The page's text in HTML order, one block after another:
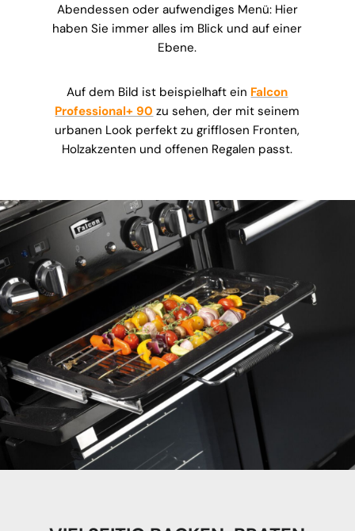
Abendessen oder aufwendiges Menü: Hier
haben Sie immer alles im Blick und auf einer
Ebene.
Auf dem Bild ist beispielhaft ein Falcon
Professional+ 90 zu sehen, der mit seinem
urbanen Look perfekt zu grifflosen Fronten,
Holzakzenten und offenen Regalen passt.